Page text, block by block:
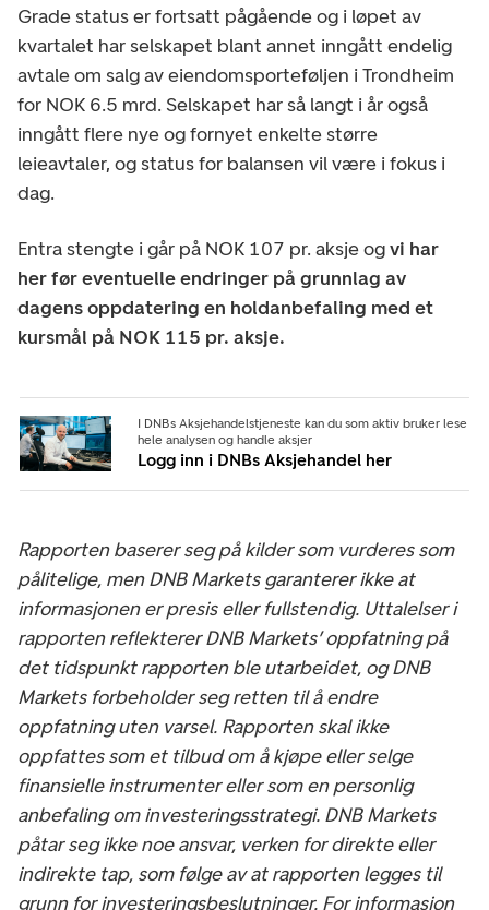
Grade status er fortsatt pågående og i løpet av
kvartalet har selskapet blant annet inngått endelig
avtale om salg av eiendomsporteføljen i Trondheim
for NOK 6.5 mrd. Selskapet har så langt i år også
inngått flere nye og fornyet enkelte større
leieavtaler, og status for balansen vil være i fokus i
dag.
Entra stengte i går på NOK 107 pr. aksje ogvi har
her før eventuelle endringer på grunnlag av
dagens oppdatering en holdanbefaling med et
kursmål på NOK 115 pr. aksje.
I DNBs Aksjehandelstjeneste kan du som aktiv bruker lese
hele analysen og handle aksjer
Logg inn i DNBs Aksjehandel her
Rapporten baserer seg på kilder som vurderes som
pålitelige, men DNB Markets garanterer ikke at
informasjonen er presis eller fullstendig. Uttalelser i
rapporten reflekterer DNB Markets’ oppfatning på
det tidspunkt rapporten ble utarbeidet, og DNB
Markets forbeholder seg retten til å endre
oppfatning uten varsel. Rapporten skal ikke
oppfattes som et tilbud om å kjøpe eller selge
finansielle instrumenter eller som en personlig
anbefaling om investeringsstrategi. DNB Markets
påtar seg ikke noe ansvar, verken for direkte eller
indirekte tap, som følge av at rapporten legges til
grunn for investeringsbeslutninger. For informasjon